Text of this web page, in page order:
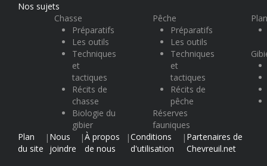
Nos sujets
Chasse
Préparatifs
Les outils
Techniques
et
tactiques
Récits de
chasse
Biologie du
gibier
Pêche
Préparatifs
Les outils
Techniques
et
tactiques
Récits de
pêche
Réserves
fauniques
Plan
du site
| Nous
joindre
|À propos
de nous
|Conditions
d'utilisation
| Partenaires de
Chevreuil.net